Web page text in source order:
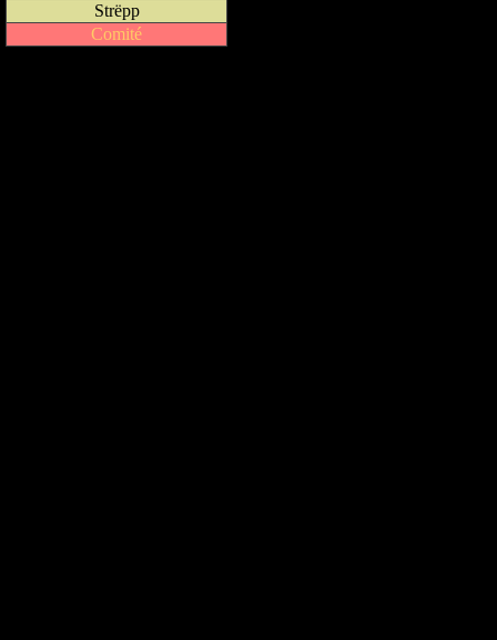
Strëpp
Comité